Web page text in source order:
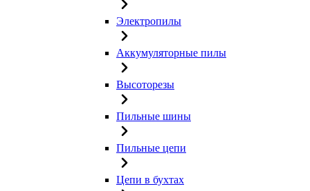
Электропилы
Аккумуляторные пилы
Высоторезы
Пильные шины
Пильные цепи
Цепи в бухтах